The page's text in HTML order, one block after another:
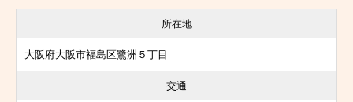
所在地
大阪府大阪市福島区鷺洲５丁目
交通